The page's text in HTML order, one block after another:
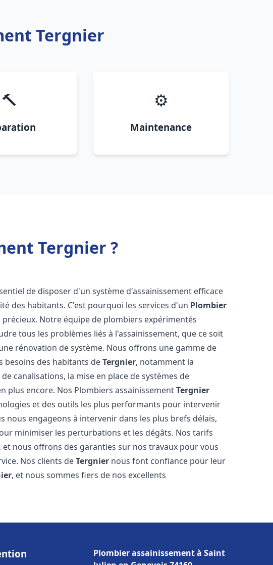
Tergnier
🔨 ⚙️
Maintenance
Tergnier ?
de disposer d'un système d'assainissement efficace
des habitants. C'est pourquoi les services d'un Plombier
précieux. Notre équipe de plombiers expérimentés
tous les problèmes liés à l'assainissement, que ce soit
rénovation de système. Nous offrons une gamme de
besoins des habitants deTergnier, notamment la
canalisations, la mise en place de systèmes de
plus encore. Nos Plombiers assainissementTergnier
et des outils les plus performants pour intervenir
nous engageons à intervenir dans les plus brefs délais,
minimiser les perturbations et les dégâts. Nos tarifs
nous offrons des garanties sur nos travaux pour vous
Nos clients deTergnier nous font confiance pour leur
, et nous sommes fiers de nos excellents
Plombier assainissement à Saint